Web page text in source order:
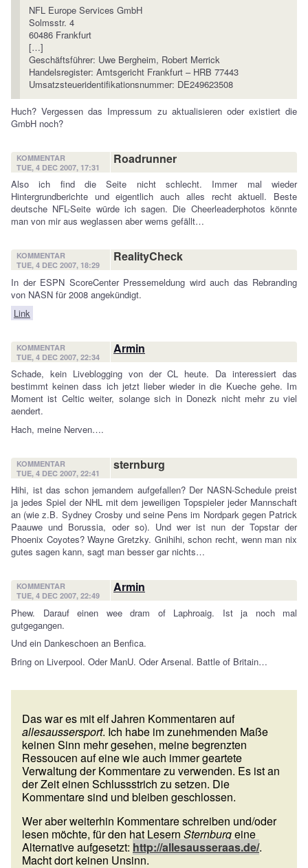
NFL Europe Services GmbH
Solmsstr. 4
60486 Frankfurt
[…]
Geschäftsführer: Uwe Bergheim, Robert Merrick
Handelsregister: Amtsgericht Frankfurt – HRB 77443
Umsatzsteueridentifikationsnummer: DE249623508
Huch? Vergessen das Impressum zu aktualisieren oder existiert die
GmbH noch?
KOMMENTAR
TUE, 4 DEC 2007, 17:31
Roadrunner
Also ich find die Seite nicht schlecht. Immer mal wieder
Hintergrundberichte und eigentlich auch alles recht aktuell. Beste
deutsche NFL-Seite würde ich sagen. Die Cheerleaderphotos könnte
man von mir aus weglassen aber wems gefällt…
KOMMENTAR
TUE, 4 DEC 2007, 18:29
RealityCheck
In der ESPN ScoreCenter Pressemeldung wird auch das Rebranding
von NASN für 2008 angekündigt.
Link
KOMMENTAR
TUE, 4 DEC 2007, 22:34
Armin
Schade, kein Liveblogging von der CL heute. Da interessiert das
bestimmt keinen dass ich jetzt lieber wieder in die Kueche gehe. Im
Moment ist Celtic weiter, solange sich in Donezk nicht mehr zu viel
aendert.
Hach, meine Nerven….
KOMMENTAR
TUE, 4 DEC 2007, 22:41
sternburg
Hihi, ist das schon jemandem aufgefallen? Der NASN-Schedule preist
ja jedes Spiel der NHL mit dem jeweiligen Topspieler jeder Mannschaft
an (wie z.B. Sydney Crosby und seine Pens im Nordpark gegen Patrick
Paauwe und Borussia, oder so). Und wer ist nun der Topstar der
Phoenix Coyotes? Wayne Gretzky. Gnihihi, schon recht, wenn man nix
gutes sagen kann, sagt man besser gar nichts…
KOMMENTAR
TUE, 4 DEC 2007, 22:49
Armin
Phew. Darauf einen wee dram of Laphroaig. Ist ja noch mal
gutgegangen.
Und ein Dankeschoen an Benfica.
Bring on Liverpool. Oder ManU. Oder Arsenal. Battle of Britain…
Das war es mit elf Jahren Kommentaren auf
allesaussersport. Ich habe im zunehmenden Maße
keinen Sinn mehr gesehen, meine begrenzten
Ressoucen auf eine wie auch immer geartete
Verwaltung der Kommentare zu verwenden. Es ist an
der Zeit einen Schlussstrich zu setzen. Die
Kommentare sind und bleiben geschlossen.
Wer aber weiterhin Kommentare schreiben und/oder
lesen möchte, für den hat Lesern Sternburgeine
Alternative aufgesetzt: http://allesausseraas.de/.
Macht dort keinen Unsinn.